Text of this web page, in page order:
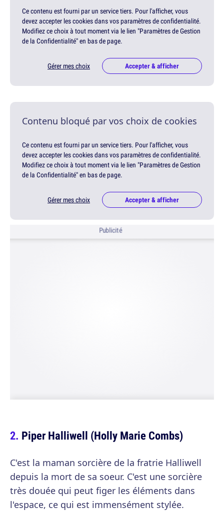
Ce contenu est fourni par un service tiers. Pour l'afficher, vous
devez accepter les cookies dans vos paramètres de confidentialité.
Modifiez ce choix à tout moment via le lien "Paramètres de Gestion
de la Confidentialité" en bas de page.
Gérer mes choix Accepter & afficher
Contenu bloqué par vos choix de cookies
Ce contenu est fourni par un service tiers. Pour l'afficher, vous
devez accepter les cookies dans vos paramètres de confidentialité.
Modifiez ce choix à tout moment via le lien "Paramètres de Gestion
de la Confidentialité" en bas de page.
Gérer mes choix Accepter & afficher
Publicité
Piper Halliwell (Holly Marie Combs)
C'est la maman sorcière de la fratrie Halliwell
depuis la mort de sa soeur. C'est une sorcière
très douée qui peut figer les éléments dans
l'espace, ce qui est immensément stylée.